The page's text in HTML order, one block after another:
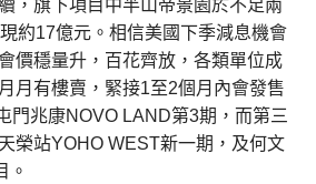
，旗下項目中半山帝景園於不足兩
約17億元。相信美國下季減息機會
價穩量升，百花齊放，各類單位成
月有樓賣，緊接1至2個月內會發售
門兆康NOVO LAND第3期，而第三
榮站YOHO WEST新一期，及何文
。